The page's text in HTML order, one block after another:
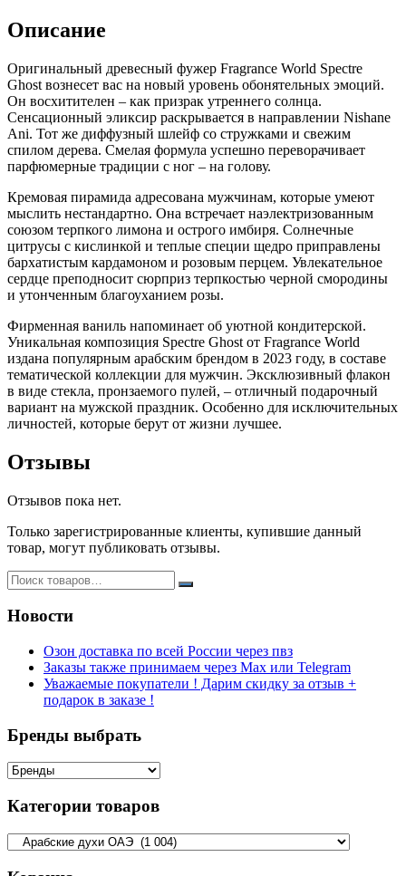
оригинал
Описание
Оригинальный древесный фужер Fragrance World Spectre
Ghost вознесет вас на новый уровень обонятельных эмоций.
Он восхитителен – как призрак утреннего солнца.
Сенсационный эликсир раскрывается в направлении Nishane
Ani. Тот же диффузный шлейф со стружками и свежим
спилом дерева. Смелая формула успешно переворачивает
парфюмерные традиции с ног – на голову.
Кремовая пирамида адресована мужчинам, которые умеют
мыслить нестандартно. Она встречает наэлектризованным
союзом терпкого лимона и острого имбиря. Солнечные
цитрусы с кислинкой и теплые специи щедро приправлены
бархатистым кардамоном и розовым перцем. Увлекательное
сердце преподносит сюрприз терпкостью черной смородины
и утонченным благоуханием розы.
Фирменная ваниль напоминает об уютной кондитерской.
Уникальная композиция Spectre Ghost от Fragrance World
издана популярным арабским брендом в 2023 году, в составе
тематической коллекции для мужчин. Эксклюзивный флакон
в виде стекла, пронзаемого пулей, – отличный подарочный
вариант на мужской праздник. Особенно для исключительных
личностей, которые берут от жизни лучшее.
Отзывы
Отзывов пока нет.
Только зарегистрированные клиенты, купившие данный
товар, могут публиковать отзывы.
Новости
Озон доставка по всей России через пвз
Заказы также принимаем через Max или Telegram
Уважаемые покупатели ! Дарим скидку за отзыв +
подарок в заказе !
Бренды выбрать
Категории товаров